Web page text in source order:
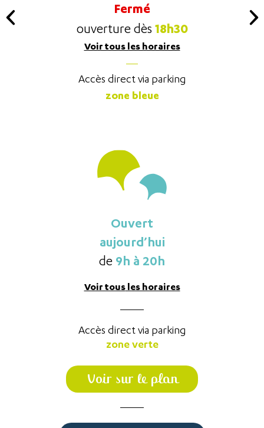
Fermé
ouverture dès 18h30
Voir tous les horaires
Accès direct via parking
zone bleue
Ouvert
aujourd’hui
de 9h à 20h
Voir tousles horaires
Accès direct via parking
zone verte
Voir sur le plan